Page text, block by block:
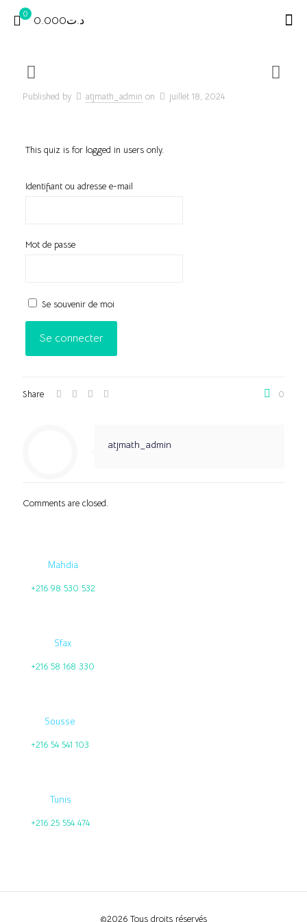
0 د.ت0.000
Published by atjmath_admin on juillet 18, 2024
This quiz is for logged in users only.
Identifiant ou adresse e-mail
Mot de passe
Se souvenir de moi
Share 0
atjmath_admin
Comments are closed.
Mahdia
+216 98 530 532
Sfax
+216 58 168 330
Sousse
+216 54 541 103
Tunis
+216 25 554 474
©2026 Tous droits réservés